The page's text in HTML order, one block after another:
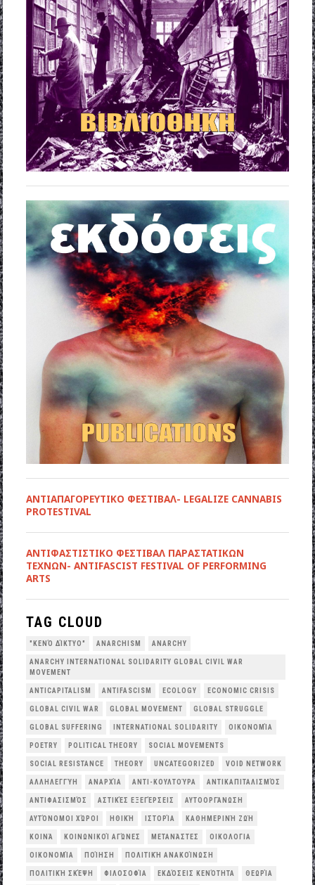
ΑΝΤΙΑΠΑΓΟΡΕΥΤΙΚΟ ΦΕΣΤΙΒΑΛ- LEGALIZE CANNABIS
PROTESTIVAL
ANTIΦΑΣΤΙΣΤΙΚΟ ΦΕΣΤΙΒΑΛ ΠΑΡΑΣΤΑΤΙΚΩΝ
ΤΕΧΝΩΝ- ANTIFASCIST FESTIVAL OF PERFORMING
ARTS
TAG CLOUD
"ΚΕΝΌ ΔΊΚΤΥΟ" ANARCHISM ANARCHY
ANARCHY INTERNATIONAL SOLIDARITY GLOBAL CIVIL WAR
MOVEMENT
ANTICAPITALISM ANTIFASCISM ECOLOGY ECONOMIC CRISIS
GLOBAL CIVIL WAR GLOBAL MOVEMENT GLOBAL STRUGGLE
GLOBAL SUFFERING INTERNATIONAL SOLIDARITY OΙΚΟΝΟΜΊΑ
POETRY POLITICAL THEORY SOCIAL MOVEMENTS
SOCIAL RESISTANCE THEORY UNCATEGORIZED VOID NETWORK
ΑΛΛΗΛΕΓΓΎΗ ΑΝΑΡΧΊΑ ΑΝΤΙ-ΚΟΥΛΤΟΎΡΑ ΑΝΤΙΚΑΠΙΤΑΛΙΣΜΌΣ
ΑΝΤΙΦΑΣΙΣΜΌΣ ΑΣΤΙΚΈΣ ΕΞΕΓΈΡΣΕΙΣ ΑΥΤΟΟΡΓΆΝΩΣΗ
ΑΥΤΌΝΟΜΟΙ ΧΏΡΟΙ ΗΘΙΚΉ ΙΣΤΟΡΊΑ ΚΑΘΗΜΕΡΙΝΉ ΖΩΉ
ΚΟΙΝΆ ΚΟΙΝΩΝΙΚΟΊ ΑΓΏΝΕΣ ΜΕΤΑΝΆΣΤΕΣ ΟΙΚΟΛΟΓΙΑ
ΟΙΚΟΝΟΜΊΑ ΠΟΊΗΣΗ ΠΟΛΙΤΙΚΉ ΑΝΑΚΟΊΝΩΣΗ
ΠΟΛΙΤΙΚΉ ΣΚΈΨΗ ΦΙΛΟΣΟΦΊΑ ΕΚΔΌΣΕΙΣ ΚΕΝΌΤΗΤΑ ΘΕΩΡΊΑ